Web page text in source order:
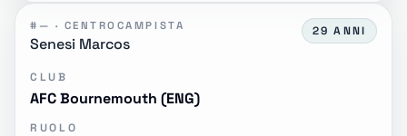
#— · CENTROCAMPISTA
Senesi Marcos
29 ANNI
CLUB
AFC Bournemouth (ENG)
RUOLO